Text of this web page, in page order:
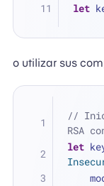
let
o utilizar sus
//
RSA
let